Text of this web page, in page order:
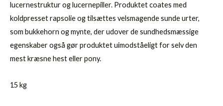
lucernestruktur og lucernepiller. Produktet coates med
koldpresset rapsolie og tilsættes velsmagende sunde urter,
som bukkehorn og mynte, der udover de sundhedsmæssige
egenskaber også gør produktet uimodståeligt for selv den
mest kræsne hest eller pony.
15 kg